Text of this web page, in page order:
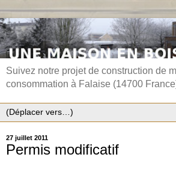
Suivez notre projet de construction de
consommation à Falaise (14700
27 juillet 2011
Permis modificatif